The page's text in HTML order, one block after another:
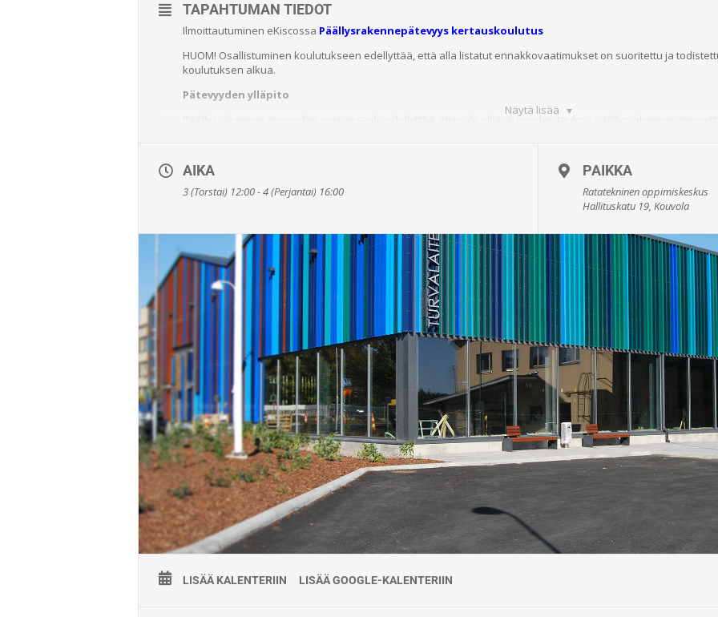
Näytä lisää
TAPAHTUMAN TIEDOT
Ilmoittautuminen eKiscossa Päällysrakennepätevyys kertauskoulutus
HUOM! Osallistuminen koulutukseen edellyttää, että alla listatut ennakkovaatimukset on suoritettu ja
koulutuksen alkua.
Pätevyyden ylläpito
Päällysrakennepätevyyden voimassaolo edellyttää, ettei ole ollut yli vuoden taukoa
hyväksytysti suoritettu kirjallinen koe tai osaamisen varmentaminen sähköisessä oppimisympäristössä
Ennakkotehtävä
Työkokemustenvaatimusten täyttyminen osoitetaan CV-tiedoilla sis. työnantajan allekirjoitus, joissa
Työkokemusvaatimuksen dokumentti liitetään ilmoittautumisen jälkeen eKiscon koulutusalustalle
Mikäli vaatimuksia ei ole täytetty tai dokumentoitu ajoissa, osallistumisoikeus evätään.
Hinta
950€/hlö (alv 0%)
12 oppituntia
ensimmäinen päivä alkaa klo. 12:00!
Voimassaolo
Pätevyys on voimassa viisi (5) vuotta myöntämispäivästä.
Lisätiedot
Jarkko Kumpulainen
jarkko.kumpulainen@kisco.fi
0503829892
Koulutuksen järjestäjä
Koulutuksen käytännön järjestelyistä vastaa työyhteenliittymä KiscoTaitaja, jonka Väylävirasto on valinnut
työpätevyyskoulutuksia 1.5.2021- 30.4.2026. Koulutus järjestetään Väyläviraston Ratateknisessä
AIKA
3 (Torstai) 12:00 - 4 (Perjantai) 16:00
PAIKKA
Ratatekninen oppimiskeskus
Hallituskatu 19, Kouvola
LISÄÄ KALENTERIIN LISÄÄ GOOGLE-KALENTERIIN